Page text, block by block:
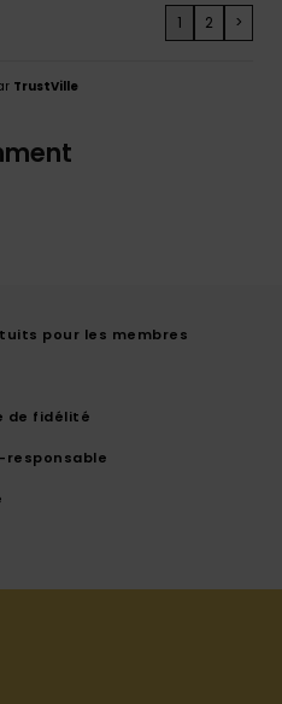
1 2 >
TrustVille
pour les membres
de fidélité
responsable